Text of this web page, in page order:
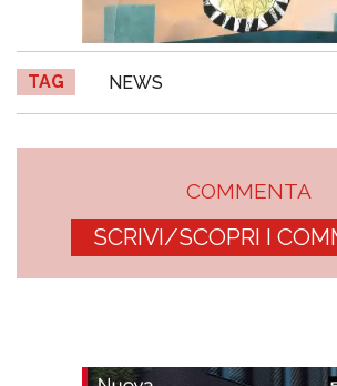
TAG NEWS
COMMENTA
SCRIVI/SCOPRI I